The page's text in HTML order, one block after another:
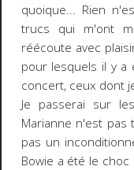
quoique... Rien
trucs qui m'ont
réécoute avec
pour lesquels il y a
concert, ceux dont
Je passerai sur
Marianne n'est pas
pas un
Bowie a été le